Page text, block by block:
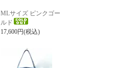
MLサイズ ピンクゴー
ルド
17,600円(税込)